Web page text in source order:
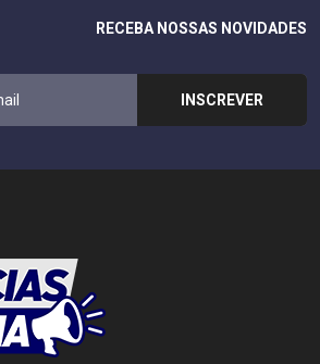
RECEBA NOSSAS NOVIDADES